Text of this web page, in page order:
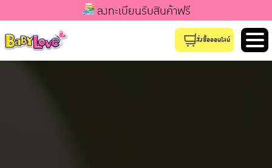
ลงทะเบียนรับสินค้าฟรี
สั่งซื้อออนไลน์